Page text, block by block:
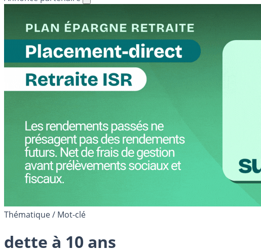
Thématique / Mot-clé
dette à 10 ans